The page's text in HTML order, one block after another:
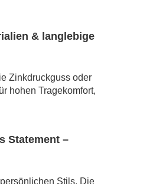
& langlebige
Zinkdruckguss oder
hohen Tragekomfort,
Statement –
Stils. Die